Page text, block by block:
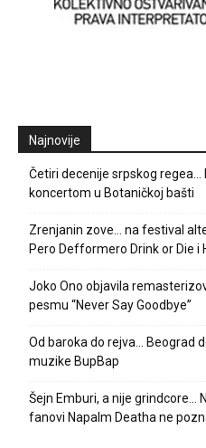
Najnovije
Četiri decenije srpskog regea…
koncertom u Botaničkoj bašti
Zrenjanin zove… na festival
Pero Defformero Drink or Die i
Joko Ono objavila
pesmu “Never Say Goodbye”
Od baroka do rejva… Beograd
muzike BupBap
Šejn Emburi, a nije grindcore…
fanovi Napalm Deatha ne